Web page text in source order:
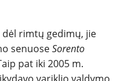
dėl rimtų gedimų, jie
senuoseSorento
pat iki 2005 m.